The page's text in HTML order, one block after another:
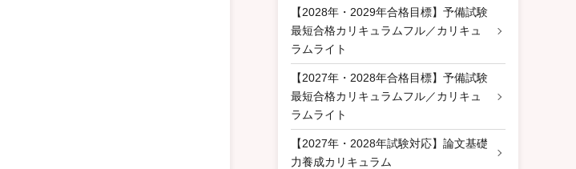
【2028年・2029年合格目標】予備試験
最短合格カリキュラムフル／カリキュ
ラムライト
【2027年・2028年合格目標】予備試験
最短合格カリキュラムフル／カリキュ
ラムライト
【2027年・2028年試験対応】論文基礎
力養成カリキュラム